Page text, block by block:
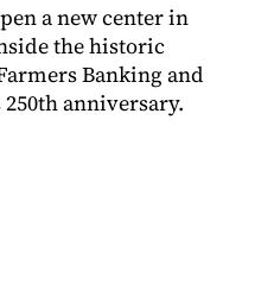
a new center in
the historic
Banking and
anniversary.